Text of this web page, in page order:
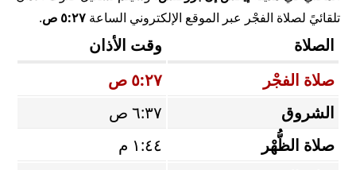
تلقائيً لصلاة الفجْر عبر الموقع الإلكتروني الساعة ٥:٢٧ ص .
الصلاة
وقت الأذان
صلاة الفجْر
٥:٢٧ ص
الشروق
٦:٣٧ ص
صلاة الظُّهْر
١:٤٤ م